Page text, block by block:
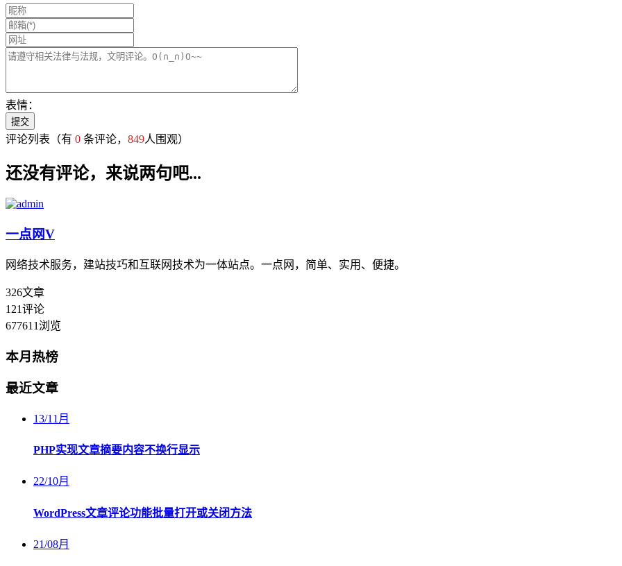
表情：
评论列表 （有 0 条评论， 849人围观）
还没有评论，来说两句吧...
一点网V
网络技术服务，建站技巧和互联网技术为一体站点。一点网，简单、实用、便捷。
326文章
121评论
677611 浏览
本月热榜
最近文章
13/11月
PHP实现文章摘要内容不换行显示
22/10月
WordPress文章评论功能批量打开或关闭方法
21/08月